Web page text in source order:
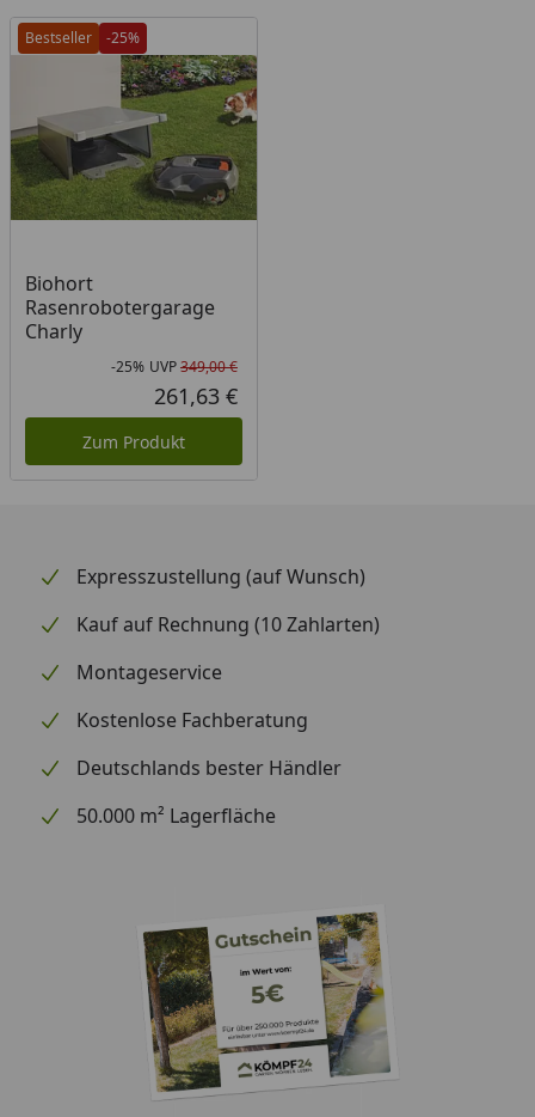
Bestseller -25%
Biohort
Rasenrobotergarage
Charly
Rabatt in Prozent
-25%
Ursprünglicher Preis
UVP349,00 €
Aktueller Preis
261,63 €
Zum Produkt
Expresszustellung (auf Wunsch)
Kauf auf Rechnung (10 Zahlarten)
Montageservice
Kostenlose Fachberatung
Deutschlands bester Händler
50.000 m² Lagerfläche